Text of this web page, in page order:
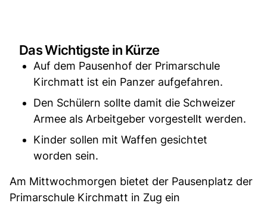
Das Wichtigste in Kürze
Auf dem Pausenhof der Primarschule
Kirchmatt ist ein Panzer aufgefahren.
Den Schülern sollte damit die Schweizer
Armee als Arbeitgeber vorgestellt werden.
Kinder sollen mit Waffen gesichtet
worden sein.
Am Mittwochmorgen bietet der Pausenplatz der
Primarschule Kirchmatt in Zug ein